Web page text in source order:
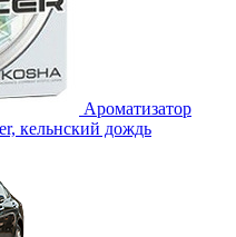
Ароматизатор
кельнский дождь